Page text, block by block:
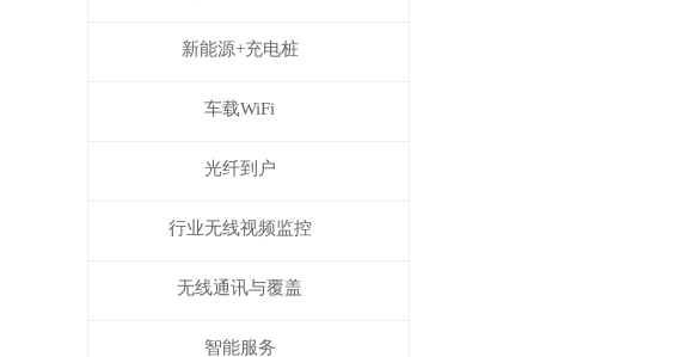
新能源+充电桩
车载WiFi
光纤到户
行业无线视频监控
无线通讯与覆盖
智能服务